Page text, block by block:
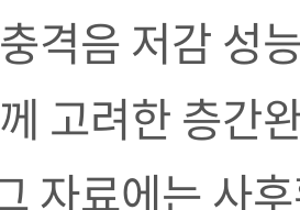
격음 저감 성
고려한 층간
자료에는 사